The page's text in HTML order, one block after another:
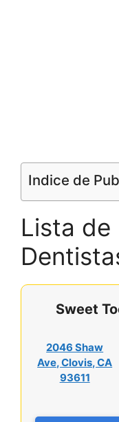
Indice de
Lista de
Sweet
2046 Shaw
Ave, Clovis, CA
93611